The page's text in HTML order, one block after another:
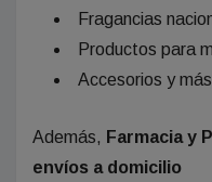
Fragancias
Productos para
Accesorios y más
Además, Farmacia y
envíos a domicilio